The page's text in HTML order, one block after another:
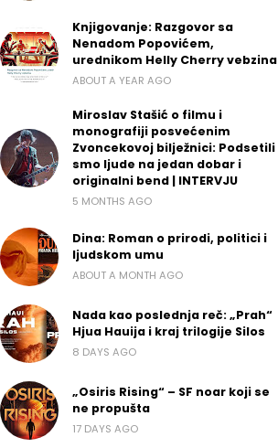
Knjigovanje: Razgovor sa
Nenadom Popovićem,
urednikom Helly Cherry vebzina
ABOUT A YEAR AGO
Miroslav Stašić o filmu i
monografiji posvećenim
Zvoncekovoj bilježnici: Podsetili
smo ljude na jedan dobar i
originalni bend | INTERVJU
5 MONTHS AGO
Dina: Roman o prirodi, politici i
ljudskom umu
ABOUT A MONTH AGO
Nada kao poslednja reč: „Prah“
Hjua Hauija i kraj trilogije Silos
8 DAYS AGO
„Osiris Rising“ – SF noar koji se
ne propušta
17 DAYS AGO